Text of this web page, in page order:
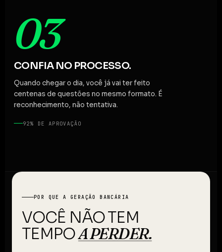
03
CONFIA NO PROCESSO.
Quando chegar o dia, você já vai ter feito
centenas de questões no mesmo formato. É
reconhecimento, não tentativa.
92% DE APROVAÇÃO
POR QUE A GERAÇÃO BANCÁRIA
VOCÊ NÃO TEM
TEMPOA PERDER.